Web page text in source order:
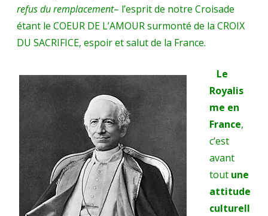
refus du remplacement– l’esprit de notre Croisade
étant le COEUR DE L’AMOUR surmonté de la CROIX
DU SACRIFICE, espoir et salut de la France.
Le
Royalis
me en
France,
c’est
avant
tout une
attitude
culturell